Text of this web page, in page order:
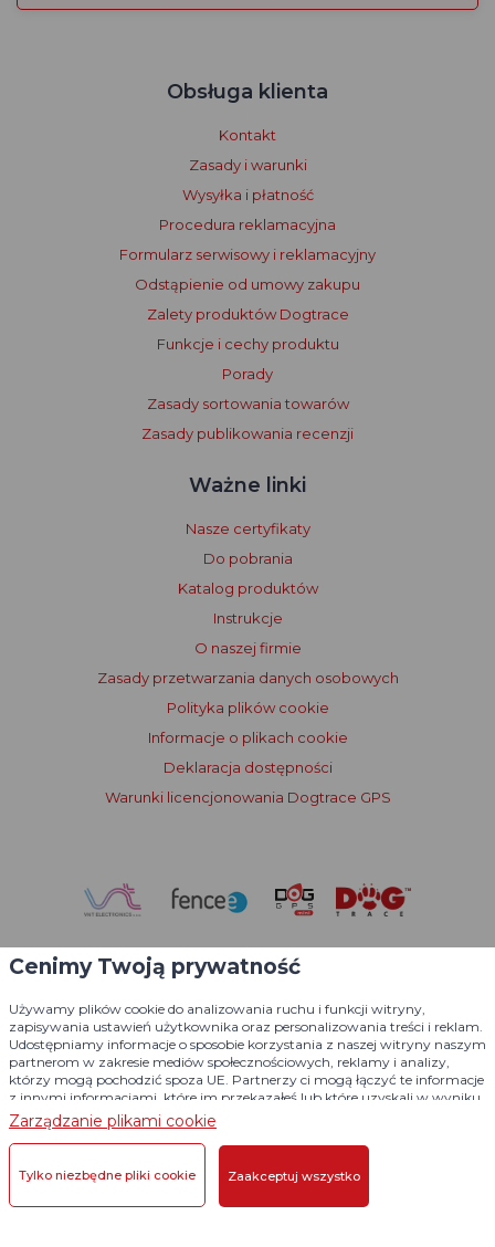
Obsługa klienta
Kontakt
Zasady i warunki
Wysyłka i płatność
Procedura reklamacyjna
Formularz serwisowy i reklamacyjny
Odstąpienie od umowy zakupu
Zalety produktów Dogtrace
Funkcje i cechy produktu
Porady
Zasady sortowania towarów
Zasady publikowania recenzji
Ważne linki
Nasze certyfikaty
Do pobrania
Katalog produktów
Instrukcje
O naszej firmie
Zasady przetwarzania danych osobowych
Polityka plików cookie
Informacje o plikach cookie
Deklaracja dostępności
Warunki licencjonowania Dogtrace GPS
Projekt graficznyKošnarDesign.czi system redakcyjny
Cenimy Twoją prywatność
Używamy plików cookie do analizowania ruchu i funkcji witryny,
zapisywania ustawień użytkownika oraz personalizowania treści i reklam.
Udostępniamy informacje o sposobie korzystania z naszej witryny naszym
partnerom w zakresie mediów społecznościowych, reklamy i analizy,
którzy mogą pochodzić spoza UE. Partnerzy ci mogą łączyć te informacje
z innymi informacjami, które im przekazałeś lub które uzyskali w wyniku
korzystania z ich usług. Szczegółowe informacje
Zarządzanie plikami cookie
Tylko niezbędne pliki cookie Zaakceptuj wszystko